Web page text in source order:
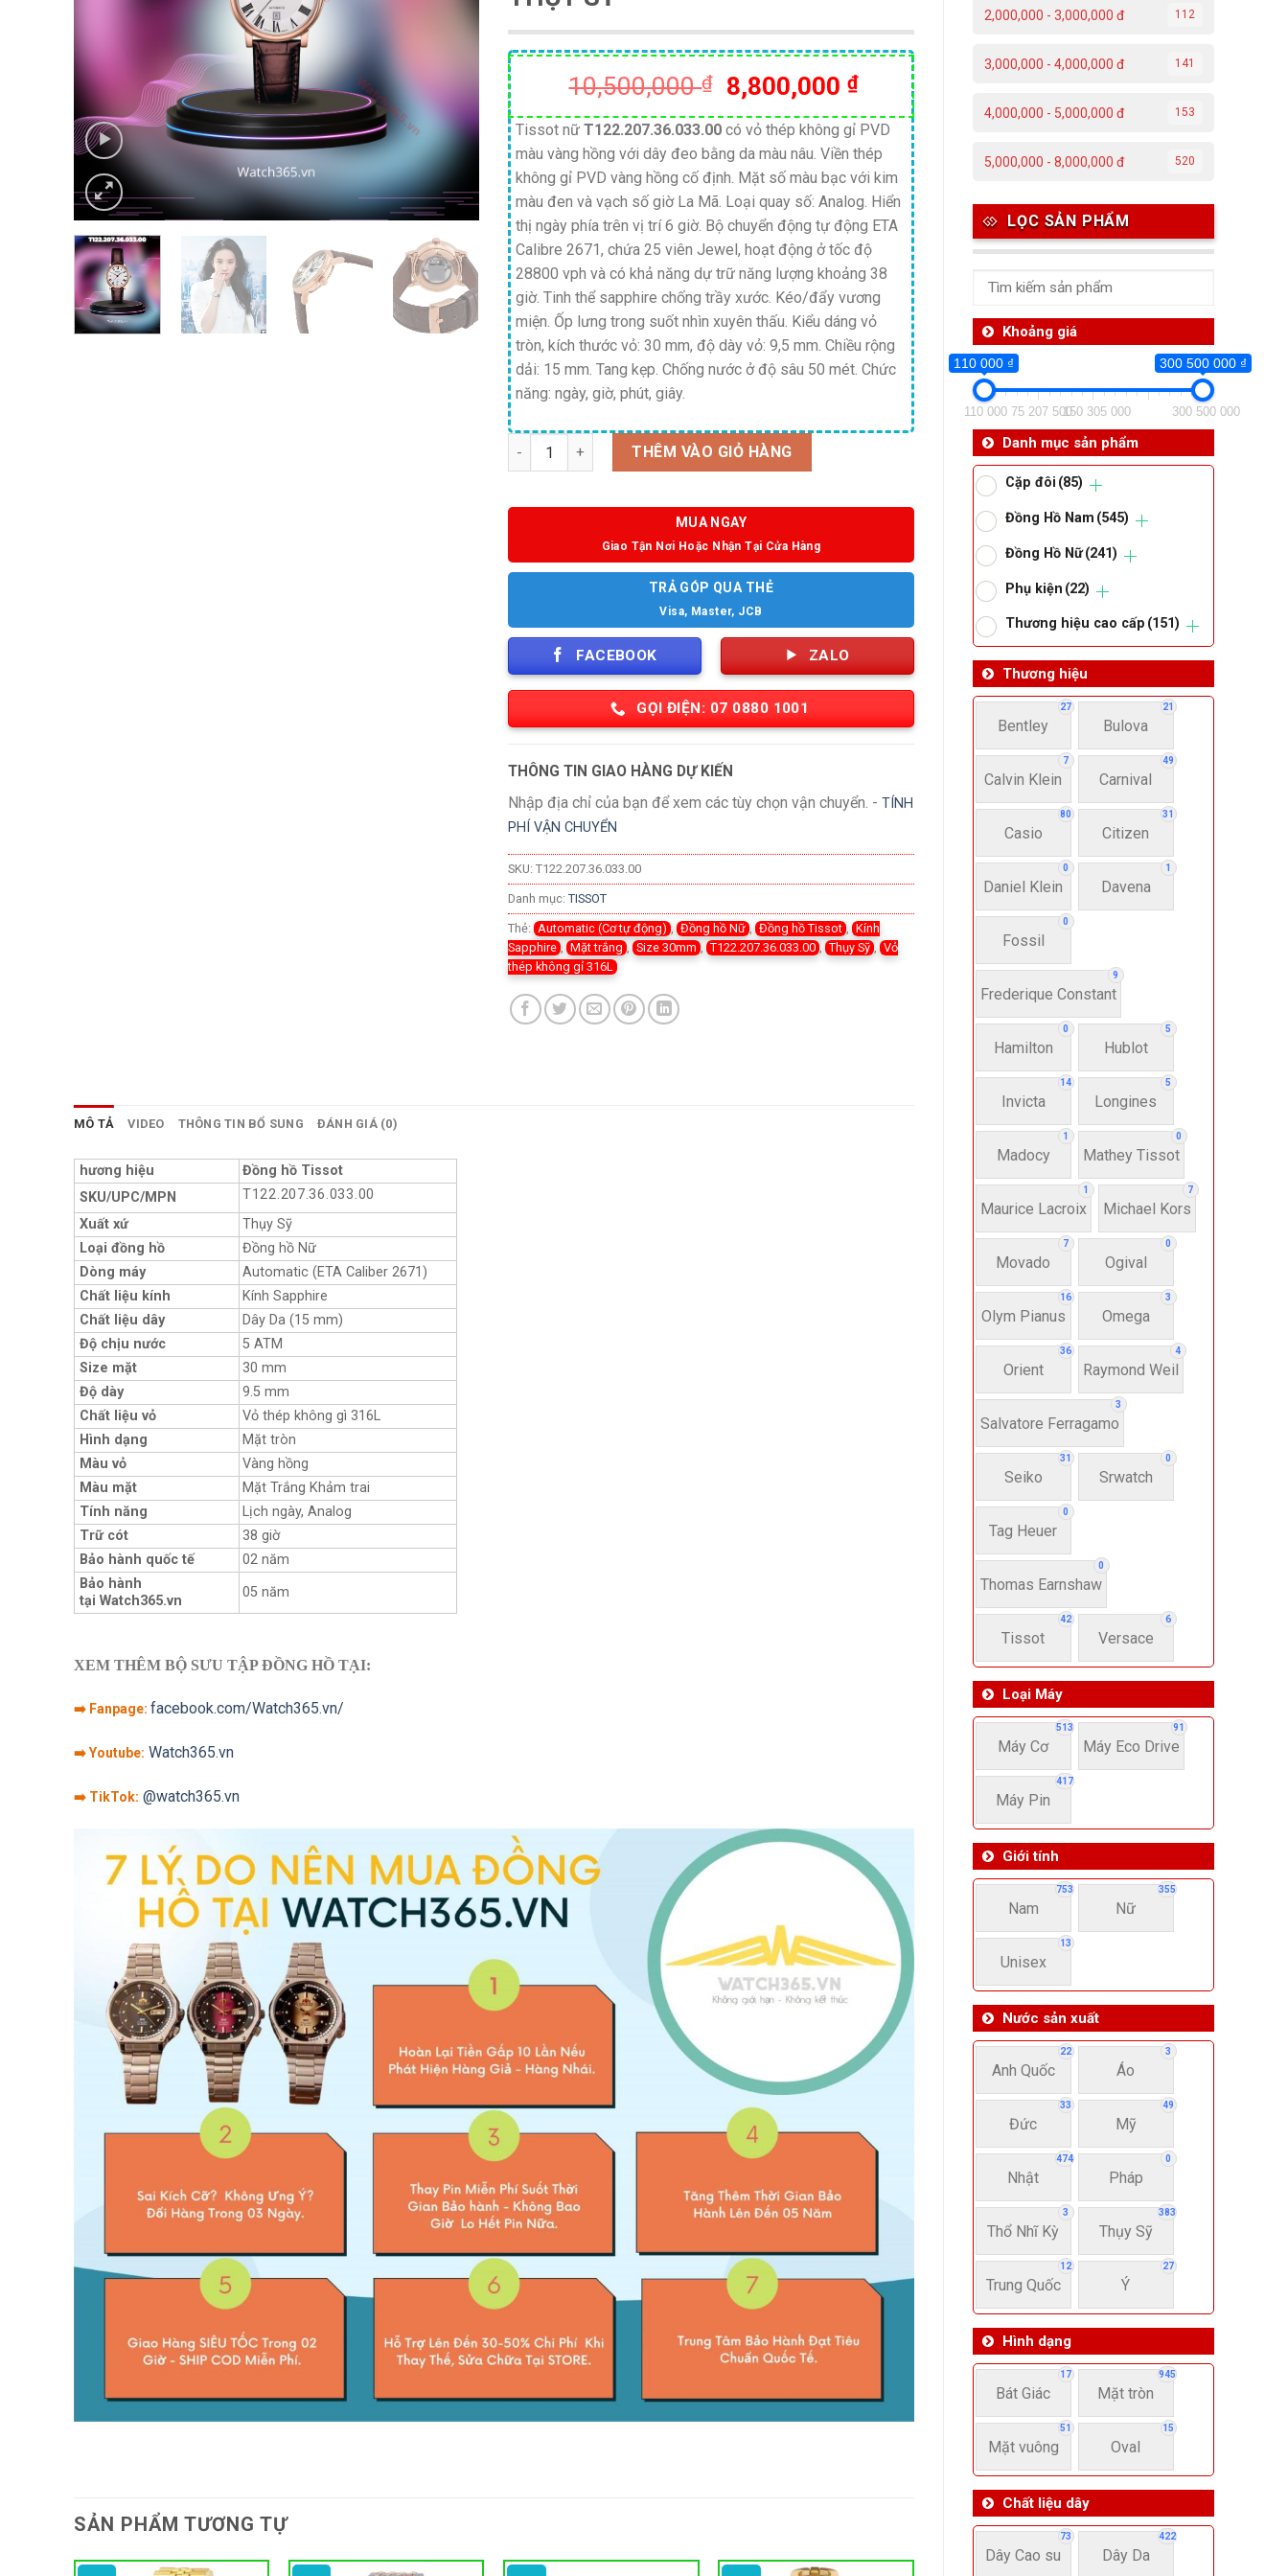
2,000,000 - 3,000,000 đ 112
3,000,000 - 4,000,000 đ 141
4,000,000 - 5,000,000 đ 153
5,000,000 - 8,000,000 đ 520
LỌC SẢN PHẨM
Khoảng giá
110 000 ₫ 300 500 000 ₫
110 000 75 207 500150 305 000 300 500 000
Danh mục sản phẩm
Cặp đôi (85)
Đồng Hồ Nam (545)
Đồng Hồ Nữ (241)
Phụ kiện (22)
Thương hiệu cao cấp (151)
Thương hiệu
27
Bentley
21
Bulova
7
Calvin Klein
49
Carnival
80
Casio
31
Citizen
0
Daniel Klein
1
Davena
0
Fossil
9
Frederique Constant
0
Hamilton
5
Hublot
14
Invicta
5
Longines
1
Madocy
0
Mathey Tissot
1
Maurice Lacroix
7
Michael Kors
7
Movado
0
Ogival
16
Olym Pianus
3
Omega
36
Orient
4
Raymond Weil
3
Salvatore Ferragamo
31
Seiko
0
Srwatch
0
Tag Heuer
0
Thomas Earnshaw
42
Tissot
6
Versace
Loại Máy
513
Máy Cơ
91
Máy Eco Drive
417
Máy Pin
Giới tính
753
Nam
355
Nữ
13
Unisex
Nước sản xuất
22
Anh Quốc
3
Áo
33
Đức
49
Mỹ
474
Nhật
0
Pháp
3
Thổ Nhĩ Kỳ
383
Thụy Sỹ
12
Trung Quốc
27
Ý
Hình dạng
17
Bát Giác
945
Mặt tròn
51
Mặt vuông
15
Oval
Chất liệu dây
73
Dây Cao su
422
Dây Da
10,500,000₫
Giá
gốc
là:
10,500,000 ₫.
8,800,000₫Giá
hiện
tại
là:
8,800,000 ₫.
Tissot nữT122.207.36.033.00 có vỏ thép không gỉ PVD
màu vàng hồng với dây đeo bằng da màu nâu. Viền thép
không gỉ PVD vàng hồng cố định. Mặt số màu bạc với kim
màu đen và vạch số giờ La Mã. Loại quay số: Analog. Hiển
thị ngày phía trên vị trí 6 giờ. Bộ chuyển động tự động ETA
Calibre 2671, chứa 25 viên Jewel, hoạt động ở tốc độ
28800 vph và có khả năng dự trữ năng lượng khoảng 38
giờ. Tinh thể sapphire chống trầy xước. Kéo/đẩy vương
miện. Ốp lưng trong suốt nhìn xuyên thấu. Kiểu dáng vỏ
tròn, kích thước vỏ: 30 mm, độ dày vỏ: 9,5 mm. Chiều rộng
dải: 15 mm. Tang kẹp. Chống nước ở độ sâu 50 mét. Chức
năng: ngày, giờ, phút, giây.
Số lượng THÊM VÀO GIỎ HÀNG
MUA NGAY
Giao Tận Nơi Hoặc Nhận Tại Cửa Hàng
TRẢ GÓP QUA THẺ
Visa, Master, JCB
FACEBOOK ZALO
GỌI ĐIỆN: 07 0880 1001
THÔNG TIN GIAO HÀNG DỰ KIẾN
Nhập địa chỉ của bạn để xem các tùy chọn vận chuyển. -TÍNH
PHÍ VẬN CHUYỂN
SKU:T122.207.36.033.00
Danh mục:TISSOT
Thẻ: Automatic (Cơ tự động) , Đồng hồ Nữ , Đồng hồ Tissot , Kính
Sapphire
, Mặt trắng , Size 30mm , T122.207.36.033.00 , Thụy Sỹ , Vỏ
thép không gỉ 316L
MÔ TẢ VIDEO THÔNG TIN BỔ SUNG ĐÁNH GIÁ (0)
hương hiệu
Đồng hồ Tissot
SKU/UPC/MPN
T122.207.36.033.00
Xuất xứ
Thụy Sỹ
Loại đồng hồ
Đồng hồ Nữ
Dòng máy
Automatic (ETA Caliber 2671)
Chất liệu kính
Kính Sapphire
Chất liệu dây
Dây Da (15 mm)
Độ chịu nước
5 ATM
Size mặt
30 mm
Độ dày
9.5 mm
Chất liệu vỏ
Vỏ thép không gì 316L
Hình dạng
Mặt tròn
Màu vỏ
Vàng hồng
Màu mặt
Mặt Trắng Khảm trai
Tính năng
Lịch ngày, Analog
Trữ cót
38 giờ
Bảo hành quốc tế
02 năm
Bảo hành
tại Watch365.vn
05 năm
XEM THÊM BỘ SƯU TẬP ĐỒNG HỒ TẠI:
➡️ Fanpage: facebook.com/Watch365.vn/
➡️ Youtube: Watch365.vn
➡️ TikTok: @watch365.vn
SẢN PHẨM TƯƠNG TỰ